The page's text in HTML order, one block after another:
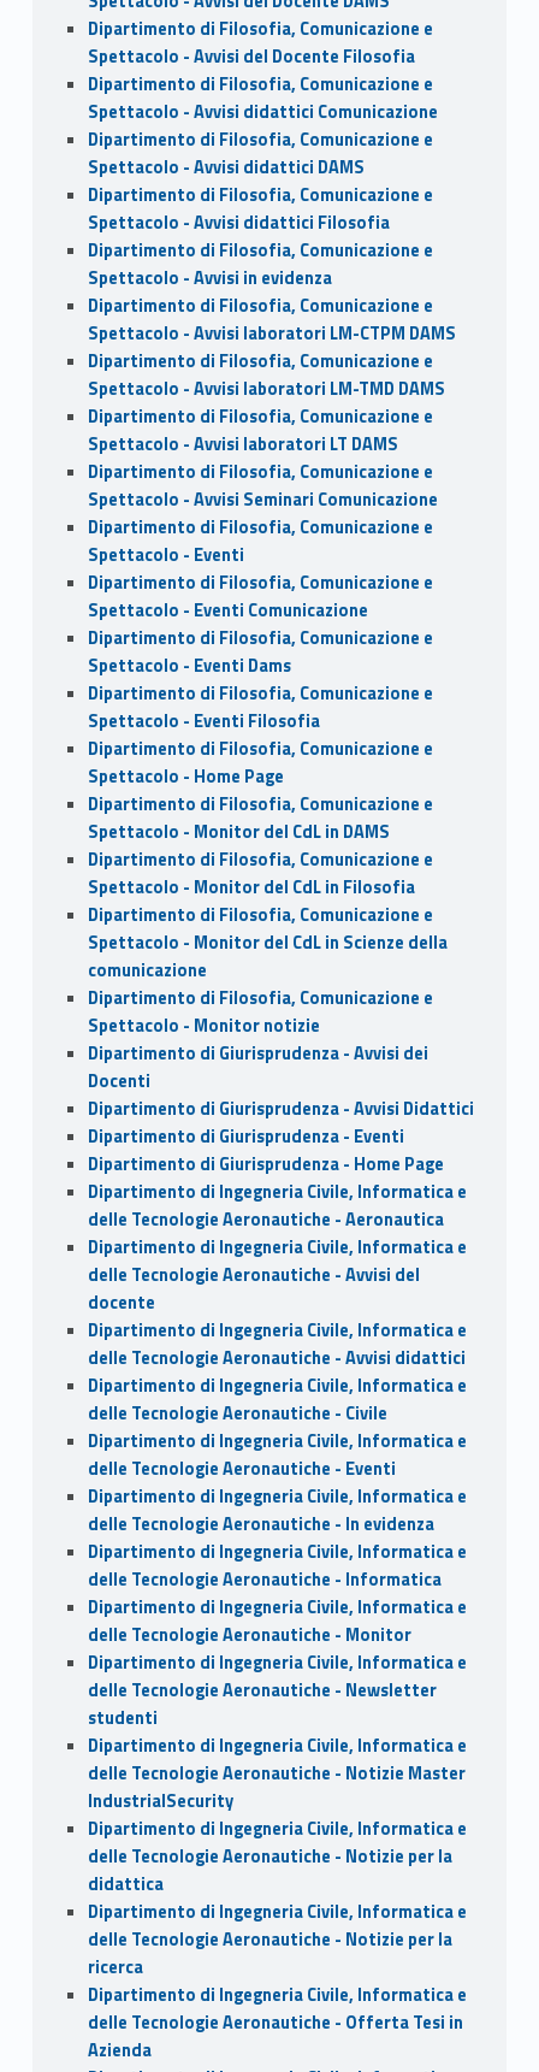
Dipartimento di Filosofia, Comunicazione e
Spettacolo - Avvisi del Docente Filosofia
Dipartimento di Filosofia, Comunicazione e
Spettacolo - Avvisi didattici Comunicazione
Dipartimento di Filosofia, Comunicazione e
Spettacolo - Avvisi didattici DAMS
Dipartimento di Filosofia, Comunicazione e
Spettacolo - Avvisi didattici Filosofia
Dipartimento di Filosofia, Comunicazione e
Spettacolo - Avvisi in evidenza
Dipartimento di Filosofia, Comunicazione e
Spettacolo - Avvisi laboratori LM-CTPM DAMS
Dipartimento di Filosofia, Comunicazione e
Spettacolo - Avvisi laboratori LM-TMD DAMS
Dipartimento di Filosofia, Comunicazione e
Spettacolo - Avvisi laboratori LT DAMS
Dipartimento di Filosofia, Comunicazione e
Spettacolo - Avvisi Seminari Comunicazione
Dipartimento di Filosofia, Comunicazione e
Spettacolo - Eventi
Dipartimento di Filosofia, Comunicazione e
Spettacolo - Eventi Comunicazione
Dipartimento di Filosofia, Comunicazione e
Spettacolo - Eventi Dams
Dipartimento di Filosofia, Comunicazione e
Spettacolo - Eventi Filosofia
Dipartimento di Filosofia, Comunicazione e
Spettacolo - Home Page
Dipartimento di Filosofia, Comunicazione e
Spettacolo - Monitor del CdL in DAMS
Dipartimento di Filosofia, Comunicazione e
Spettacolo - Monitor del CdL in Filosofia
Dipartimento di Filosofia, Comunicazione e
Spettacolo - Monitor del CdL in Scienze della
comunicazione
Dipartimento di Filosofia, Comunicazione e
Spettacolo - Monitor notizie
Dipartimento di Giurisprudenza - Avvisi dei
Docenti
Dipartimento di Giurisprudenza - Avvisi Didattici
Dipartimento di Giurisprudenza - Eventi
Dipartimento di Giurisprudenza - Home Page
Dipartimento di Ingegneria Civile, Informatica e
delle Tecnologie Aeronautiche - Aeronautica
Dipartimento di Ingegneria Civile, Informatica e
delle Tecnologie Aeronautiche - Avvisi del
docente
Dipartimento di Ingegneria Civile, Informatica e
delle Tecnologie Aeronautiche - Avvisi didattici
Dipartimento di Ingegneria Civile, Informatica e
delle Tecnologie Aeronautiche - Civile
Dipartimento di Ingegneria Civile, Informatica e
delle Tecnologie Aeronautiche - Eventi
Dipartimento di Ingegneria Civile, Informatica e
delle Tecnologie Aeronautiche - In evidenza
Dipartimento di Ingegneria Civile, Informatica e
delle Tecnologie Aeronautiche - Informatica
Dipartimento di Ingegneria Civile, Informatica e
delle Tecnologie Aeronautiche - Monitor
Dipartimento di Ingegneria Civile, Informatica e
delle Tecnologie Aeronautiche - Newsletter
studenti
Dipartimento di Ingegneria Civile, Informatica e
delle Tecnologie Aeronautiche - Notizie Master
IndustrialSecurity
Dipartimento di Ingegneria Civile, Informatica e
delle Tecnologie Aeronautiche - Notizie per la
didattica
Dipartimento di Ingegneria Civile, Informatica e
delle Tecnologie Aeronautiche - Notizie per la
ricerca
Dipartimento di Ingegneria Civile, Informatica e
delle Tecnologie Aeronautiche - Offerta Tesi in
Azienda